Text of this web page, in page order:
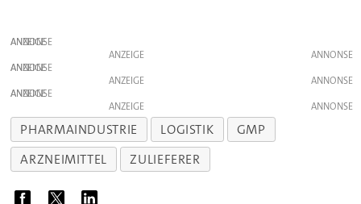
ANZEIGE
ANZEIGE
ANZEIGE
ANZEIGE
ANZEIGE
ANZEIGE
PHARMAINDUSTRIE LOGISTIK
GMP
ARZNEIMITTEL
ZULIEFERER